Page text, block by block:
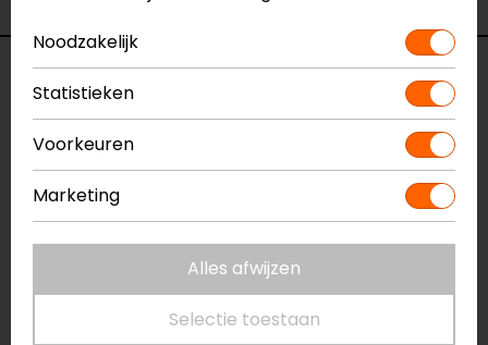
Specificaties
Naam
Motorhandschoenen
Model
Merk
REV'IT!
Kleur
Zwart
Kort
Materiaal
Textiel
Urban
Noodzakelijk
Statistieken
Voorkeuren
Marketing
Alles afwijzen
Selectie toestaan